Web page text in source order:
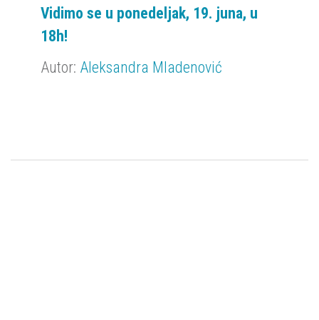
Vidimo se u ponedeljak, 19. juna, u
18h!
Autor: Aleksandra Mladenović